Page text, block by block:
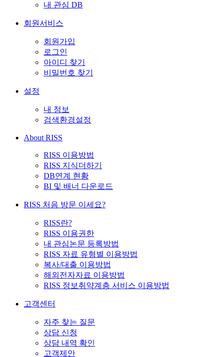
내 관심 DB
회원서비스
회원가입
로그인
아이디 찾기
비밀번호 찾기
설정
내 정보
검색환경설정
About RISS
RISS 이용방법
RISS 지식더하기
DB연계 현황
BI 및 배너 다운로드
RISS 처음 방문 이세요?
RISS란?
RISS 이용권한
내 관심논문 등록방법
RISS 자료 유형별 이용방법
복사/대출 이용방법
해외전자자료 이용방법
RISS 정보취약계층 서비스 이용방법
고객센터
자주 찾는 질문
상담 신청
상담 내역 확인
고객제안